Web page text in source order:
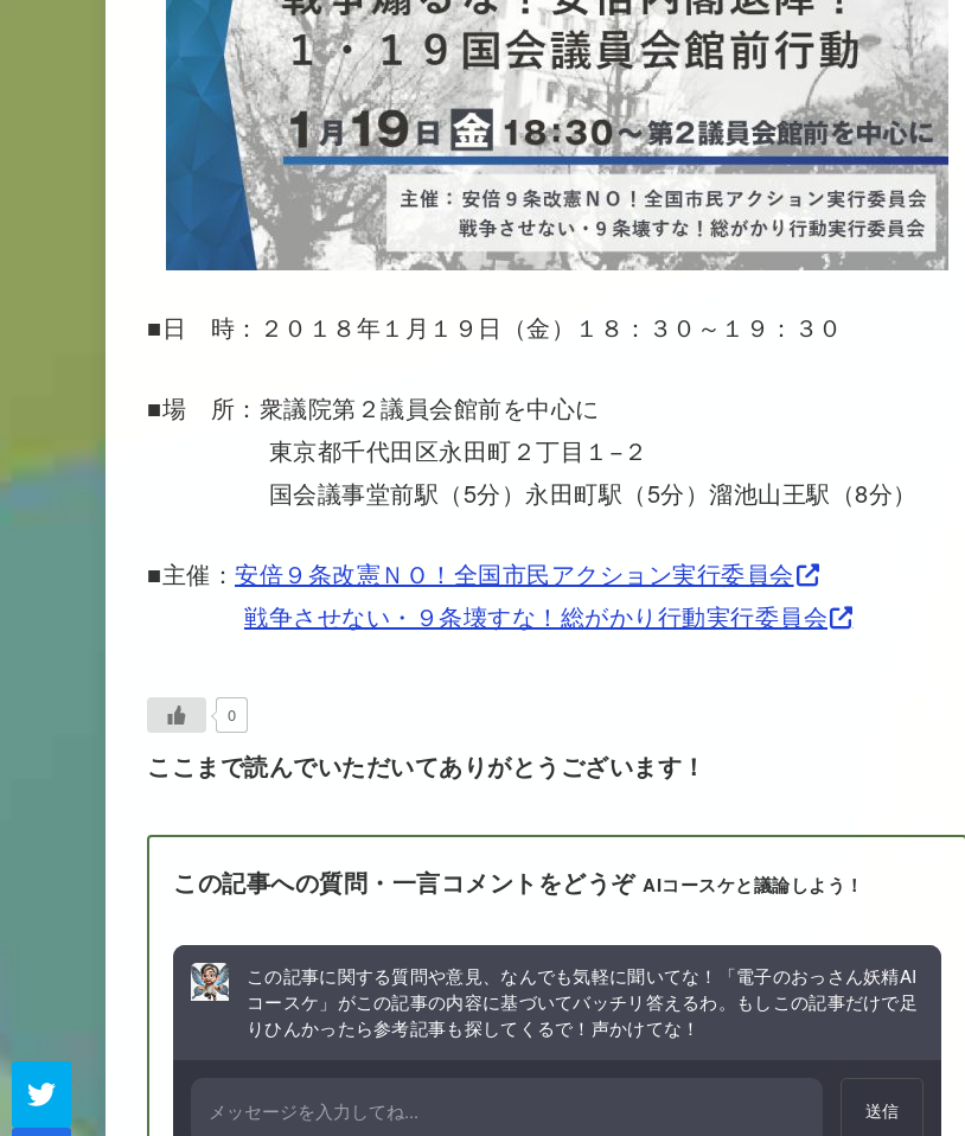
■日 時：２０１８年１月１９日（金）１８：３０～１９：３０
■場 所：衆議院第２議員会館前を中心に
東京都千代田区永田町２丁目１−２
国会議事堂前駅（5分）永田町駅（5分）溜池山王駅（8分）
■主催： 安倍９条改憲ＮＯ！全国市民アクション実行委員会
戦争させない・９条壊すな！総がかり行動実行委員会
0
ここまで読んでいただいてありがとうございます！
この記事への質問・一言コメントをどうぞ AIコースケと議論しよう！
この記事に関する質問や意見、なんでも気軽に聞いてな！「電子のおっさん妖精AI
コースケ」がこの記事の内容に基づいてバッチリ答えるわ。もしこの記事だけで足
りひんかったら参考記事も探してくるで！声かけてな！
送信